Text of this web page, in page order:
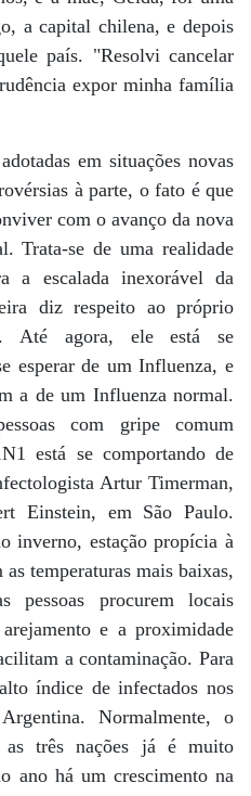
a capital chilena, e depois
país. "Resolvi cancelar
expor minha família
em situações novas
à parte, o fato é que
com o avanço da nova
Trata-se de uma realidade
a escalada inexorável da
diz respeito ao próprio
Até agora, ele está se
esperar de um Influenza, e
a de um Influenza normal.
com gripe comum
está se comportando de
Artur Timerman,
Einstein, em São Paulo.
inverno, estação propícia à
temperaturas mais baixas,
procurem locais
e a proximidade
a contaminação. Para
índice de infectados nos
Normalmente, o
as três nações já é muito
ano há um crescimento na